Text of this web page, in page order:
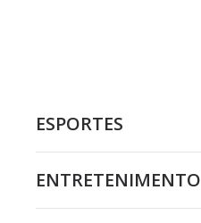
ESPORTES
ENTRETENIMENTO